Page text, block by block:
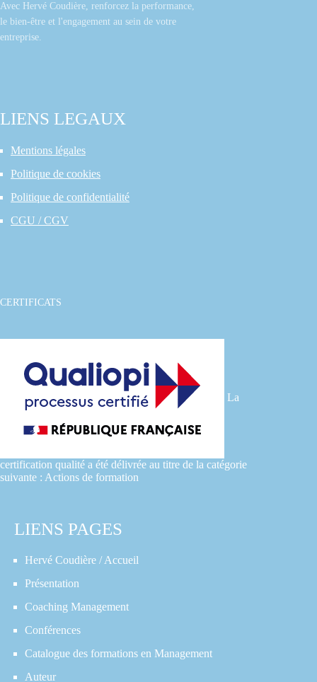
Avec Hervé Coudière, renforcez la performance,
le bien-être et l'engagement au sein de votre
entreprise.
LIENS LEGAUX
Mentions légales
Politique de cookies
Politique de confidentialité
CGU / CGV
CERTIFICATS
La
certification qualité a été délivrée au titre de la catégorie
suivante : Actions de formation
LIENS PAGES
Hervé Coudière / Accueil
Présentation
Coaching Management
Conférences
Catalogue des formations en Management
Auteur